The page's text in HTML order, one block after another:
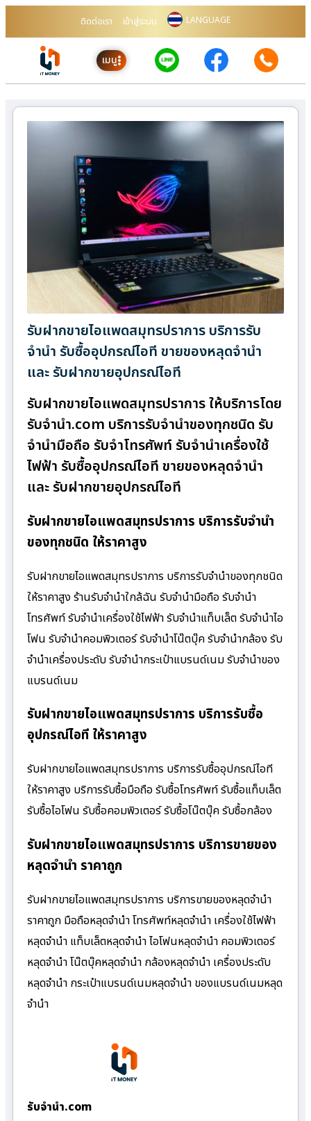
ติดต่อเรา เข้าสู่ระบบ LANGUAGE
เมนู
รับฝากขายไอแพดสมุทรปราการ บริการรับ
จำนำ รับซื้ออุปกรณ์ไอที ขายของหลุดจำนำ
และ รับฝากขายอุปกรณ์ไอที
รับฝากขายไอแพดสมุทรปราการ ให้บริการโดย
รับจํานํา.com บริการรับจำนำของทุกชนิด รับ
จำนำมือถือ รับจำโทรศัพท์ รับจำนำเครื่องใช้
ไฟฟ้า รับซื้ออุปกรณ์ไอที ขายของหลุดจำนำ
และ รับฝากขายอุปกรณ์ไอที
รับฝากขายไอแพดสมุทรปราการ บริการรับจำนำ
ของทุกชนิด ให้ราคาสูง
รับฝากขายไอแพดสมุทรปราการ บริการรับจำนำของทุกชนิด
ให้ราคาสูง ร้านรับจํานําใกล้ฉัน รับจำนำมือถือ รับจำนำ
โทรศัพท์ รับจำนำเครื่องใช้ไฟฟ้า รับจำนำแท็บเล็ต รับจำนำไอ
โฟน รับจำนำคอมพิวเตอร์ รับจำนำโน๊ตบุ๊ค รับจำนำกล้อง รับ
จำนำเครื่องประดับ รับจำนำกระเป๋าแบรนด์เนม รับจำนำของ
แบรนด์เนม
รับฝากขายไอแพดสมุทรปราการ บริการรับซื้อ
อุปกรณ์ไอที ให้ราคาสูง
รับฝากขายไอแพดสมุทรปราการ บริการรับซื้ออุปกรณ์ไอที
ให้ราคาสูง บริการรับซื้อมือถือ รับซื้อโทรศัพท์ รับซื้อแท็บเล็ต
รับซื้อไอโฟน รับซื้อคอมพิวเตอร์ รับซื้อโน๊ตบุ๊ค รับซื้อกล้อง
รับฝากขายไอแพดสมุทรปราการ บริการขายของ
หลุดจำนำ ราคาถูก
รับฝากขายไอแพดสมุทรปราการ บริการขายของหลุดจำนำ
ราคาถูก มือถือหลุดจำนำ โทรศัพท์หลุดจำนำ เครื่องใช้ไฟฟ้า
หลุดจำนำ แท็บเล็ตหลุดจำนำ ไอโฟนหลุดจำนำ คอมพิวเตอร์
หลุดจำนำ โน๊ตบุ๊คหลุดจำนำ กล้องหลุดจำนำ เครื่องประดับ
หลุดจำนำ กระเป๋าแบรนด์เนมหลุดจำนำ ของแบรนด์เนมหลุด
จำนำ
รับจํานํา.com